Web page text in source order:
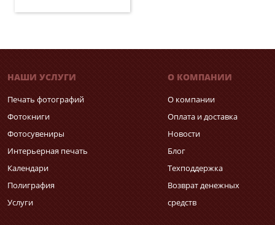
НАШИ УСЛУГИ
Печать фотографий
Фотокниги
Фотосувениры
Интерьерная печать
Календари
Полиграфия
Услуги
О КОМПАНИИ
О компании
Оплата и доставка
Новости
Блог
Техподдержка
Возврат денежных
средств